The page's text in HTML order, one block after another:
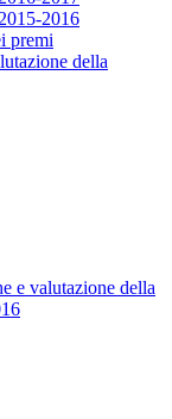
2016
premi
della
e valutazione della